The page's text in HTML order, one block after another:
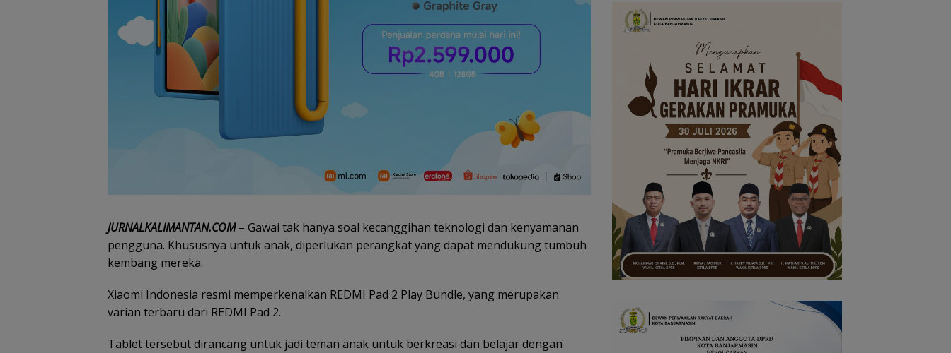
JURNALKALIMANTAN.COM– Gawai tak hanya soal kecanggihan teknologi dan kenyamanan
pengguna. Khususnya untuk anak, diperlukan perangkat yang dapat mendukung tumbuh
kembang mereka.
Xiaomi Indonesia resmi memperkenalkan REDMI Pad 2 Play Bundle, yang merupakan
varian terbaru dari REDMI Pad 2.
Tablet tersebut dirancang untuk jadi teman anak untuk berkreasi dan belajar dengan